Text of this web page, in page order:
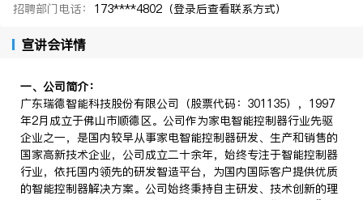
招聘部门电话： 173****4802（登录后查看联系方式）
宣讲会详情
一、公司简介：
广东瑞德智能科技股份有限公司（股票代码：301135），1997
年2月成立于佛山市顺德区。公司作为家电智能控制器行业先驱
企业之一，是国内较早从事家电智能控制器研发、生产和销售的
国家高新技术企业，公司成立二十余年，始终专注于智能控制器
行业，依托国内领先的研发智造平台，为国内国际客户提供优质
的智能控制器解决方案。公司始终秉持自主研发、技术创新的理